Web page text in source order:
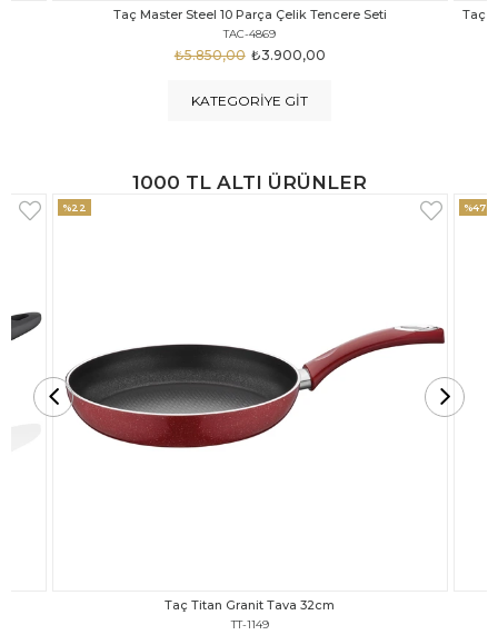
Taç Carabella Döküm Cam Kapak 7 Parça Tencere Seti Siyah
TAC-3817
₺3.250,00
₺4.350,00
KATEGORIYE GIT
1000 TL ALTI ÜRÜNLER
Taç Titan Granit Tava 30cm
TT-1148
%47 %18